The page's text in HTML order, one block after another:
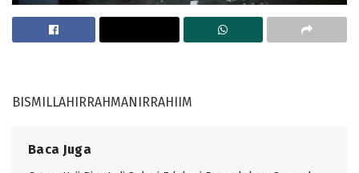
BISMILLAHIRRAHMANIRRAHIIM
Baca Juga